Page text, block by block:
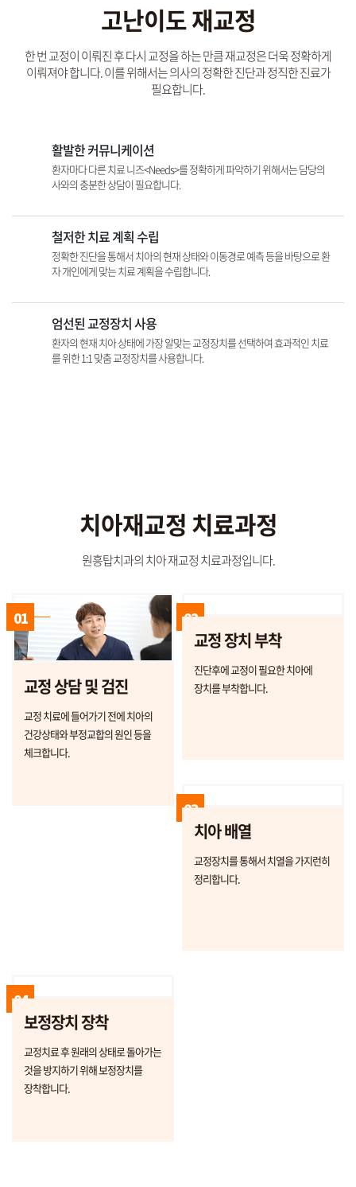
고난이도 재교정
한 번 교정이 이뤄진 후 다시 교정을 하는 만큼 재교정은 더욱 정확하게
이뤄져야 합니다.이를 위해서는 의사의 정확한 진단과 정직한 진료가
필요합니다.
활발한 커뮤니케이션
환자마다 다른 치료 니즈<Needs>를정확하게 파악하기 위해서는담당의
사와의 충분한 상담이 필요합니다.
철저한 치료 계획 수립
정확한 진단을 통해서 치아의현재 상태와 이동경로 예측 등을 바탕으로환
자 개인에게 맞는 치료 계획을 수립합니다.
엄선된 교정장치 사용
환자의 현재 치아 상태에 가장 알맞는 교정장치를 선택하여 효과적인 치료
를 위한1:1 맞춤 교정장치를 사용합니다.
치아재교정 치료과정
원흥탑치과의 치아 재교정 치료과정입니다.
01
교정 상담 및 검진
교정 치료에 들어가기 전에 치아의
건강상태와 부정교합의 원인 등을
체크합니다.
02
교정 장치 부착
진단후에 교정이 필요한 치아에
장치를 부착합니다.
03
치아 배열
교정장치를 통해서 치열을 가지런히
정리합니다.
04
보정장치 장착
교정치료 후 원래의 상태로 돌아가는
것을 방지하기 위해 보정장치를
장착합니다.